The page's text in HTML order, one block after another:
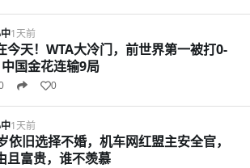
1天前
今天！WTA大冷门，前世界第一被打0-
国金花连输9局
0
1天前
依旧选择不婚，机车网红盟主安全官，
且富贵，谁不羡慕